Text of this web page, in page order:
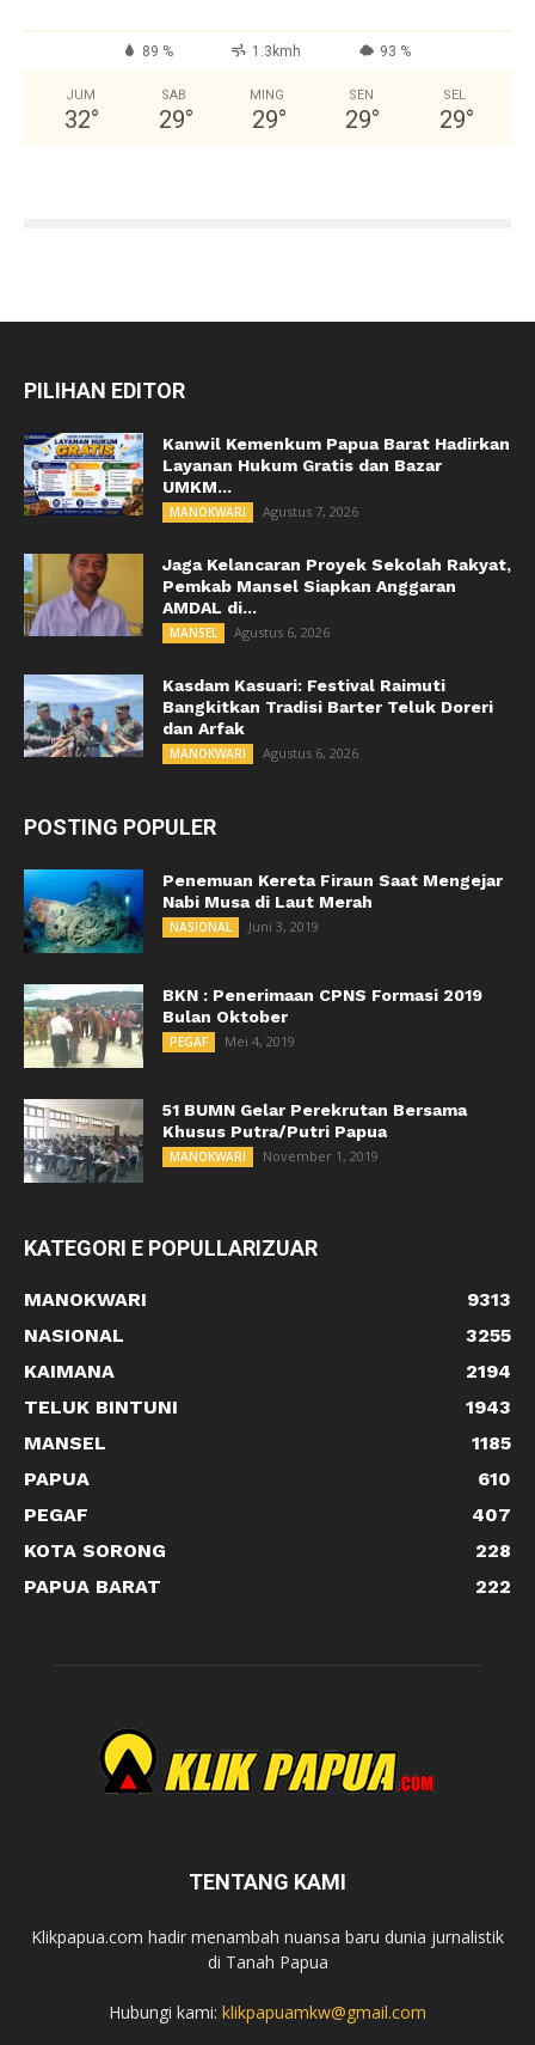
89 % 1.3kmh 93 %
JUM
32°
SAB
29°
MING
29°
SEN
29°
SEL
29°
PILIHAN EDITOR
Kanwil Kemenkum Papua Barat Hadirkan
Layanan Hukum Gratis dan Bazar
UMKM...
MANOKWARI Agustus 7, 2026
Jaga Kelancaran Proyek Sekolah Rakyat,
Pemkab Mansel Siapkan Anggaran
AMDAL di...
MANSEL Agustus 6, 2026
Kasdam Kasuari: Festival Raimuti
Bangkitkan Tradisi Barter Teluk Doreri
dan Arfak
MANOKWARI Agustus 6, 2026
POSTING POPULER
Penemuan Kereta Firaun Saat Mengejar
Nabi Musa di Laut Merah
NASIONAL Juni 3, 2019
BKN : Penerimaan CPNS Formasi 2019
Bulan Oktober
PEGAF Mei 4, 2019
51 BUMN Gelar Perekrutan Bersama
Khusus Putra/Putri Papua
MANOKWARI November 1, 2019
KATEGORI E POPULLARIZUAR
MANOKWARI
9313
NASIONAL
3255
KAIMANA
2194
TELUK BINTUNI
1943
MANSEL
1185
PAPUA
610
PEGAF
407
KOTA SORONG
228
PAPUA BARAT
222
TENTANG KAMI
Klikpapua.com hadir menambah nuansa baru dunia jurnalistik
di Tanah Papua
Hubungi kami: klikpapuamkw@gmail.com